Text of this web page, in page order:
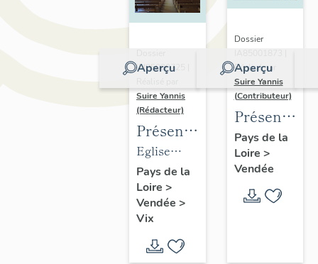
Aperçu
IM85000725 |
Suire Yannis
(Rédacteur)
Présentation
des
objets
mobiliers
de
de Vix
Eglise
Notre-
Dame de
Vix
(vestiges),
Pays de la
Loire >
Vendée >
Vix
Aperçu
Dossier
Réalisé par
Suire Yannis
(Contributeur)
du
territoire
de la
Vallée
Pays de la
Loire >
Vendée